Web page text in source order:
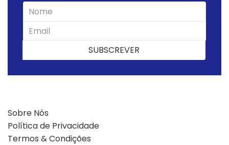
SUBSCREVERSUBSCREVER
Sobre Nós
Política de Privacidade
Termos & Condições